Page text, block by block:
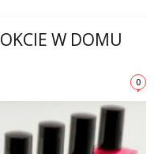
W DOMU
0